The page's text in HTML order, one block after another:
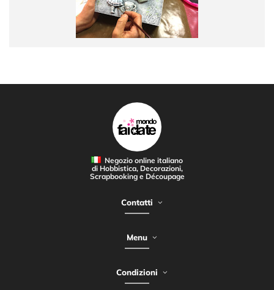
Negozio online italiano
di Hobbistica, Decorazioni,
Scrapbooking e Découpage
Contatti
Menu
Condizioni